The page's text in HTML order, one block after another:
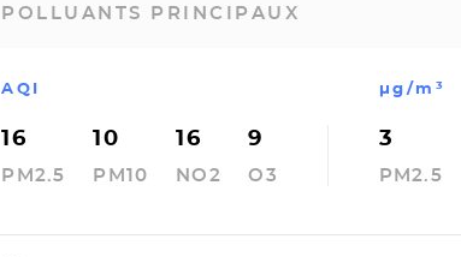
POLLUANTS PRINCIPAUX
AQI
16
PM2.5
10
PM10
16
NO2
9
O3
µg/m³
3
PM2.5